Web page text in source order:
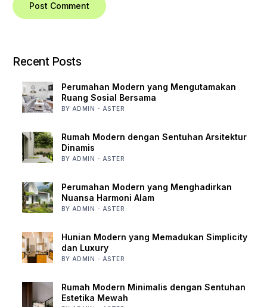
Recent Posts
Perumahan Modern yang Mengutamakan
Ruang Sosial Bersama
BY ADMIN - ASTER
Rumah Modern dengan Sentuhan Arsitektur
Dinamis
BY ADMIN - ASTER
Perumahan Modern yang Menghadirkan
Nuansa Harmoni Alam
BY ADMIN - ASTER
Hunian Modern yang Memadukan Simplicity
dan Luxury
BY ADMIN - ASTER
Rumah Modern Minimalis dengan Sentuhan
Estetika Mewah